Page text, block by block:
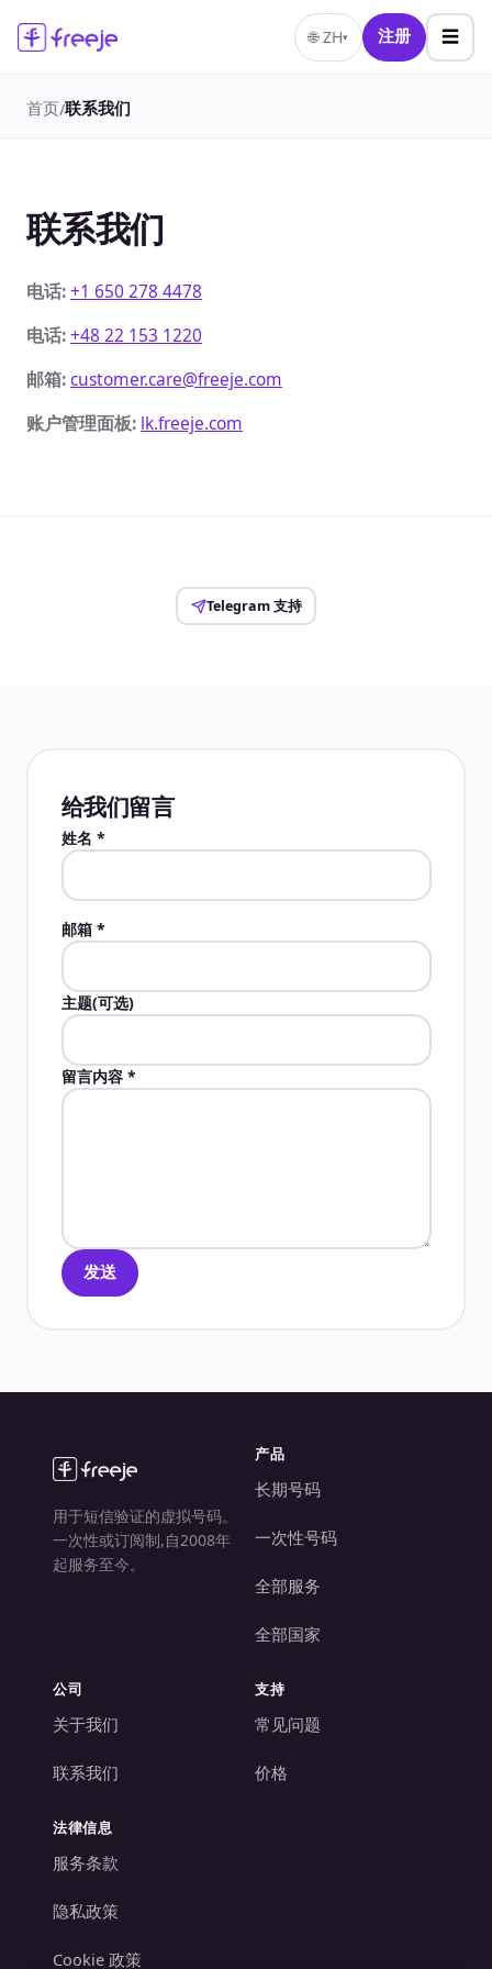
🌐ZH▾ 注册 ☰
首页/联系我们
联系我们
电话:+1 650 278 4478
电话:+48 22 153 1220
邮箱:customer.care@freeje.com
账户管理面板: lk.freeje.com
Telegram 支持
给我们留言
姓名 *
邮箱*
主题(可选)
留言内容*
发送
用于短信验证的虚拟号码。
一次性或订阅制,自2008年
起服务至今。
产品
长期号码
一次性号码
全部服务
全部国家
公司
关于我们
联系我们
支持
常见问题
价格
法律信息
服务条款
隐私政策
Cookie 政策